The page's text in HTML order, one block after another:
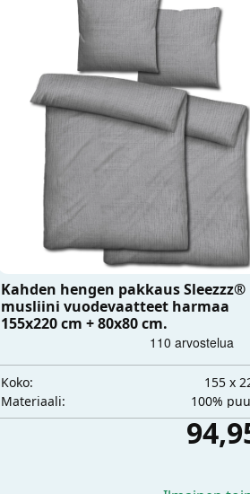
Kahden hengen pakkaus Sleezzz®
musliini vuodevaatteet harmaa
155x220 cm + 80x80 cm.
Koko:
155 x
Materiaali:
100%